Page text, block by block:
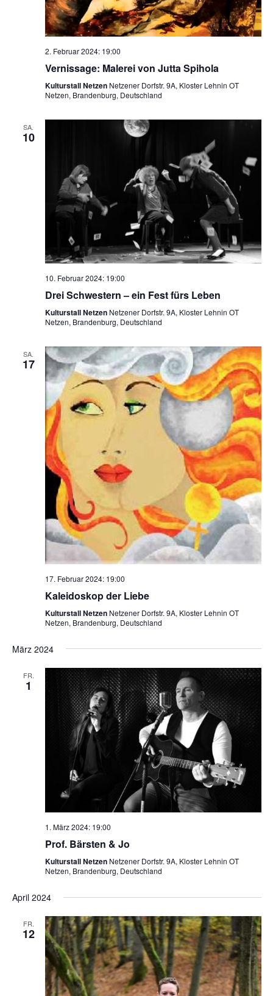
2. Februar 2024: 19:00
Vernissage: Malerei von Jutta Spihola
Kulturstall Netzen Netzener Dorfstr. 9A, Kloster Lehnin OT
Netzen, Brandenburg, Deutschland
SA.
10
10. Februar 2024: 19:00
Drei Schwestern – ein Fest fürs Leben
Kulturstall Netzen Netzener Dorfstr. 9A, Kloster Lehnin OT
Netzen, Brandenburg, Deutschland
SA.
17
17. Februar 2024: 19:00
Kaleidoskop der Liebe
Kulturstall Netzen Netzener Dorfstr. 9A, Kloster Lehnin OT
Netzen, Brandenburg, Deutschland
März 2024
FR.
1
1. März 2024: 19:00
Prof. Bärsten & Jo
Kulturstall Netzen Netzener Dorfstr. 9A, Kloster Lehnin OT
Netzen, Brandenburg, Deutschland
April 2024
FR.
12